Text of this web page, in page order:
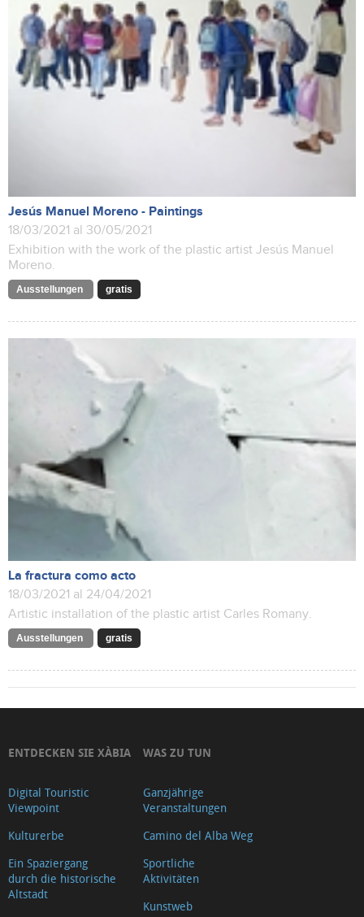
Jesús Manuel Moreno - Paintings
18/03/2021 al 30/05/2021
Exhibition with the work of the plastic artist Jesús Manuel
Moreno.
Ausstellungen gratis
La fractura como acto
18/03/2021 al 24/04/2021
Artistic installation of the plastic artist Carles Romany.
Ausstellungen gratis
ENTDECKEN SIE XÀBIA
Digital Touristic
Viewpoint
Kulturerbe
Ein Spaziergang
durch die historische
Altstadt
WAS ZU TUN
Ganzjährige
Veranstaltungen
Camino del Alba Weg
Sportliche
Aktivitäten
Kunstweb